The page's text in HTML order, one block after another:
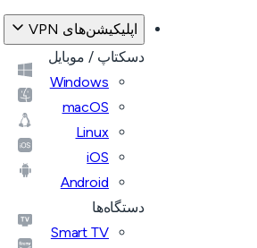
اپلیکیشن‌های VPN
دسکتاپ / موبایل
Windows
macOS
Linux
iOS
Android
دستگاه‌ها
Smart TV